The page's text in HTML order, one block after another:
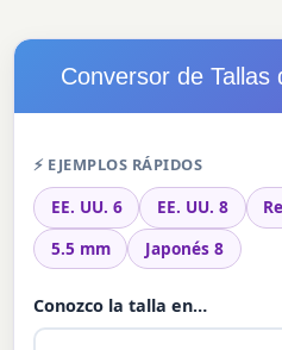
Conversor de Tallas
⚡ EJEMPLOS RÁPIDOS
EE. UU. 6 EE. UU. 8
5.5 mm
Japonés 8
Conozco la talla en…